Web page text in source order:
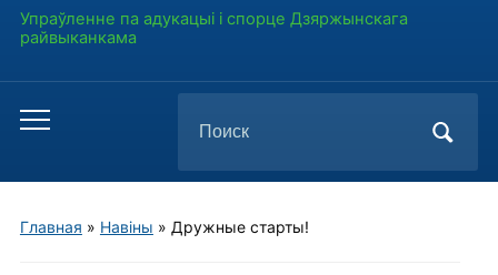
Упраўленне па адукацыі і спорце Дзяржынскага
райвыканкама
Переключить
меню
по:
Главная » Навiны » Дружные старты!